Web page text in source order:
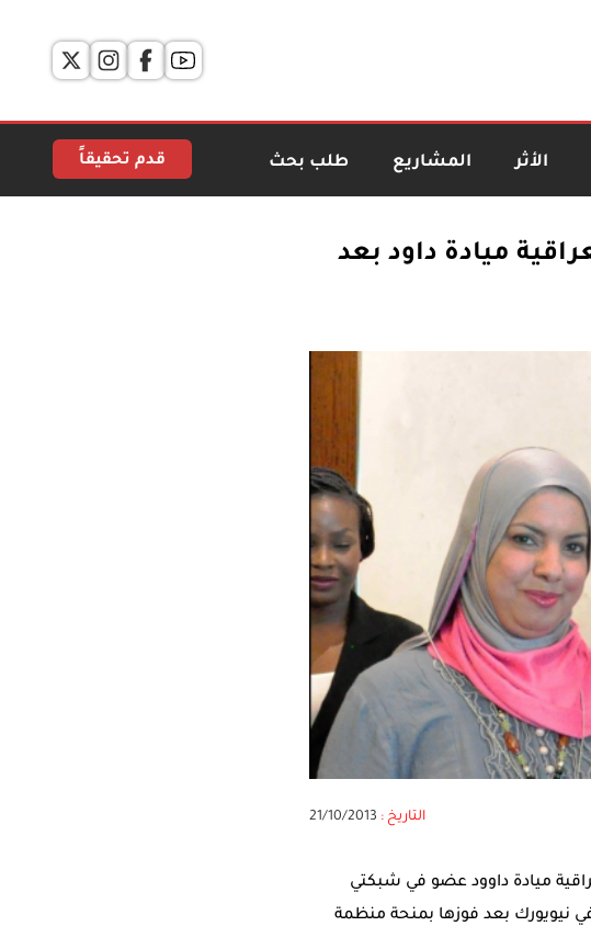
الأثر المشاريع طلب بحث قدم تحقيقاً
ميادة داود بعد
التاريخ : 21/10/2013
ميادة داوود عضو في شبكتي
نيويورك بعد فوزها بمنحة منظمة